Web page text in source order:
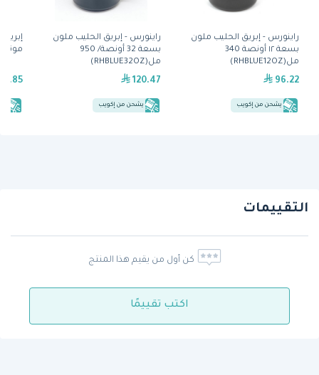
راينورس - إبريق الحليب ملون
بسعة ١٢ أونصة 340
مل(RHBLUE12OZ)
96.22
يشحن من إكويب
راينورس - إبريق الحليب ملون
بسعة 32 أونصة/ 950
مل(RHBLUE32OZ)
120.47
يشحن من إكويب
موتا(9V681)
التقييمات
كن أول من يقيم هذا المنتج
اكتب تقييمًا